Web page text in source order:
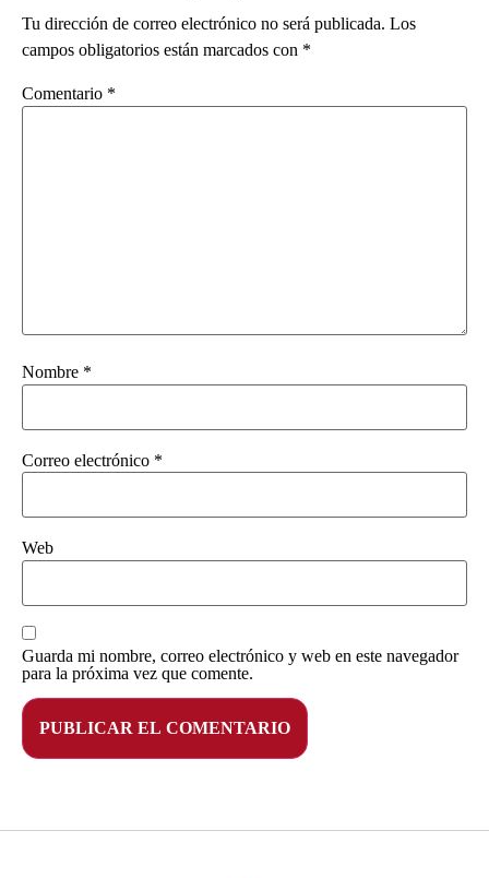
Tu dirección de correo electrónico no será publicada. Los
campos obligatorios están marcados con *
Comentario *
Nombre *
Correo electrónico *
Web
Guarda mi nombre, correo electrónico y web en este navegador
para la próxima vez que comente.